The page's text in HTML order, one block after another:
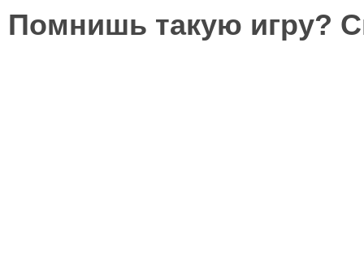
Помнишь такую игру?